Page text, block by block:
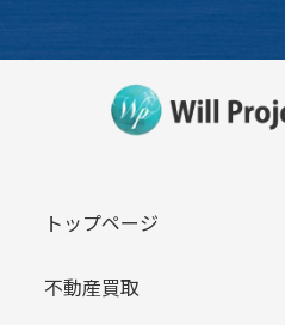
トップページ
不動産買取